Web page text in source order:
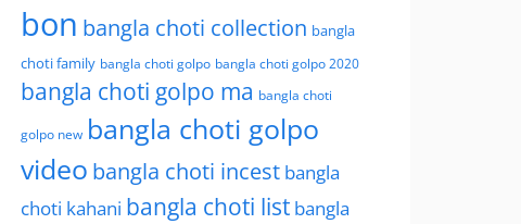
bon bangla choti collection bangla
choti family bangla choti golpo bangla choti golpo 2020
bangla choti golpo ma bangla choti
golpo new bangla choti golpo
video bangla choti incest bangla
choti kahani bangla choti list bangla